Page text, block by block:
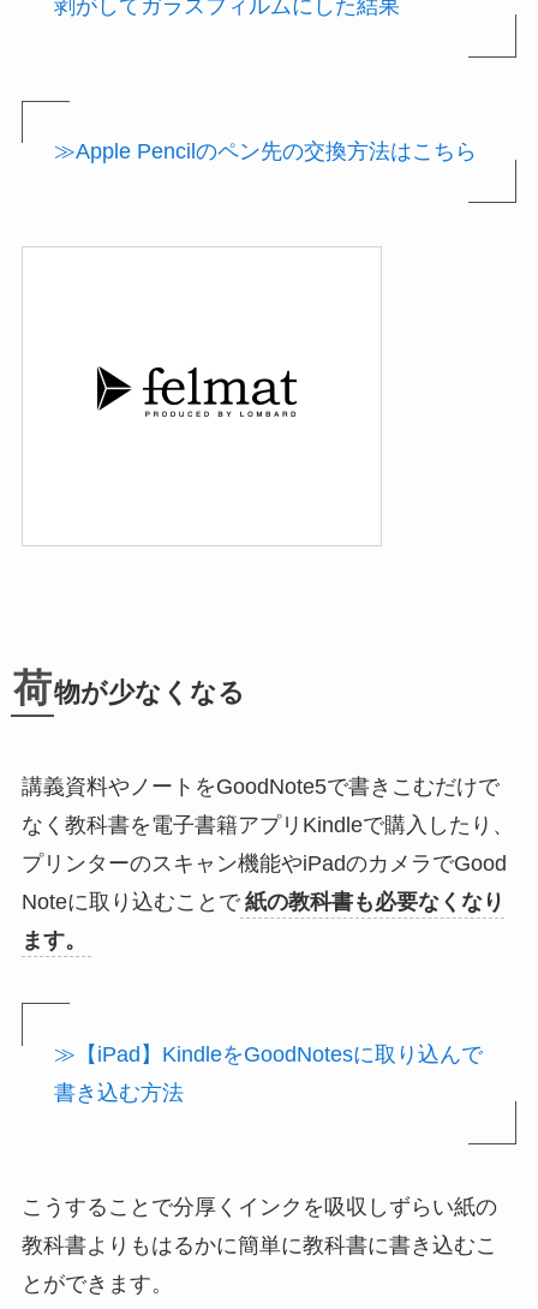
剥がしてガラスフィルムにした結果
≫Apple Pencilのペン先の交換方法はこちら
荷物が少なくなる
講義資料やノートをGoodNote5で書きこむだけで
なく教科書を電子書籍アプリKindleで購入したり、
プリンターのスキャン機能やiPadのカメラでGood
Noteに取り込むことで 紙の教科書も必要なくなり
ます。
≫【iPad】KindleをGoodNotesに取り込んで
書き込む方法
こうすることで分厚くインクを吸収しずらい紙の
教科書よりもはるかに簡単に教科書に書き込むこ
とができます。